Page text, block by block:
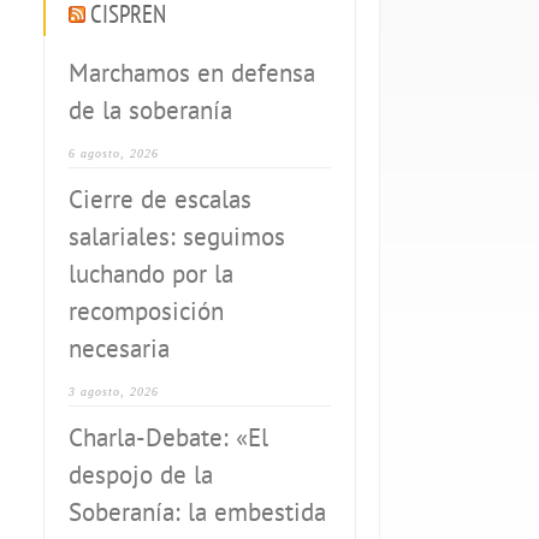
CISPREN
Marchamos en defensa
de la soberanía
6 agosto, 2026
Cierre de escalas
salariales: seguimos
luchando por la
recomposición
necesaria
3 agosto, 2026
Charla-Debate: «El
despojo de la
Soberanía: la embestida